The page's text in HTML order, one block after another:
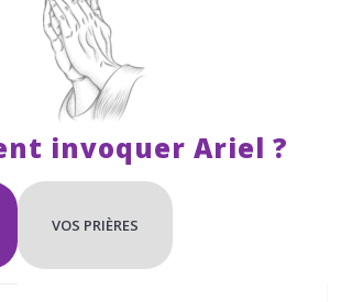
invoquer Ariel ?
VOS PRIÈRES